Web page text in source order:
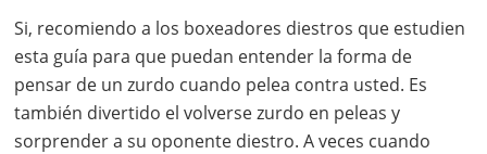
Si, recomiendo a los boxeadores diestros que estudien
esta guía para que puedan entender la forma de
pensar de un zurdo cuando pelea contra usted. Es
también divertido el volverse zurdo en peleas y
sorprender a su oponente diestro. A veces cuando